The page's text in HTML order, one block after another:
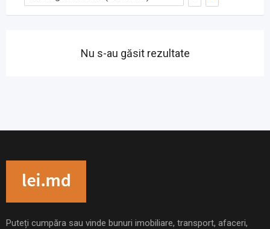
Nu s-au găsit rezultate
Puteți cumpăra sau vinde bunuri imobiliare, transport, afaceri,